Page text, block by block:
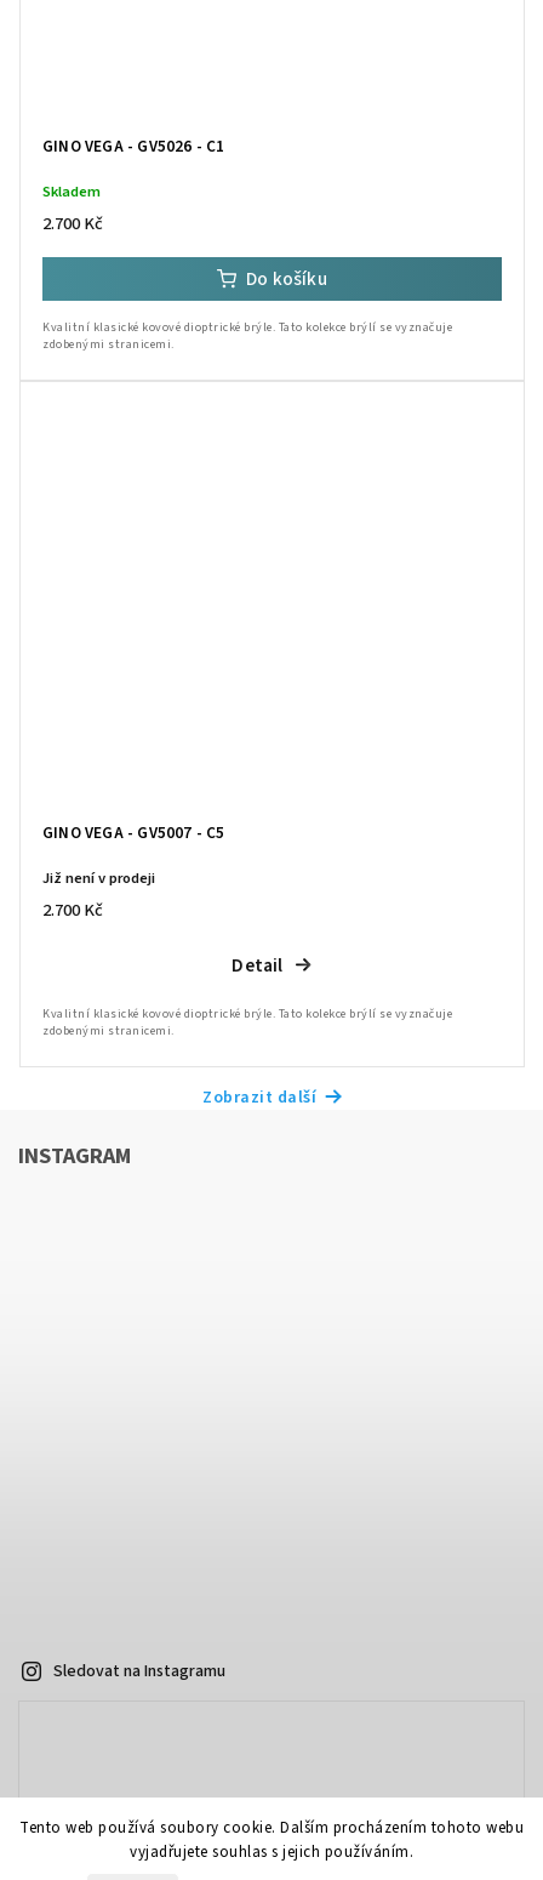
Tento web používá soubory cookie. Dalším procházením tohoto webu
vyjadřujete souhlas s jejich používáním.
GINO VEGA - GV5026 - C1
Skladem
2.700 Kč
Do košíku
Kvalitní klasické kovové dioptrické brýle. Tato kolekce brýlí se vyznačuje
GINO VEGA - GV5007 - C5
Již není v prodeji
2.700 Kč
Detail
Kvalitní klasické kovové dioptrické brýle. Tato kolekce brýlí se vyznačuje
Zobrazit další
INSTAGRAM
Sledovat na Instagramu